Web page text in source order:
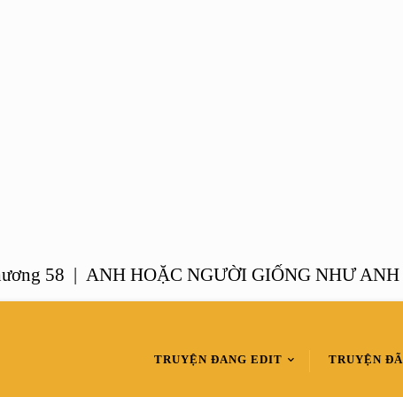
58 |ANH HOẶC NGƯỜI GIỐNG NHƯ ANH –
TRUYỆN ĐANG EDIT TRUYỆN